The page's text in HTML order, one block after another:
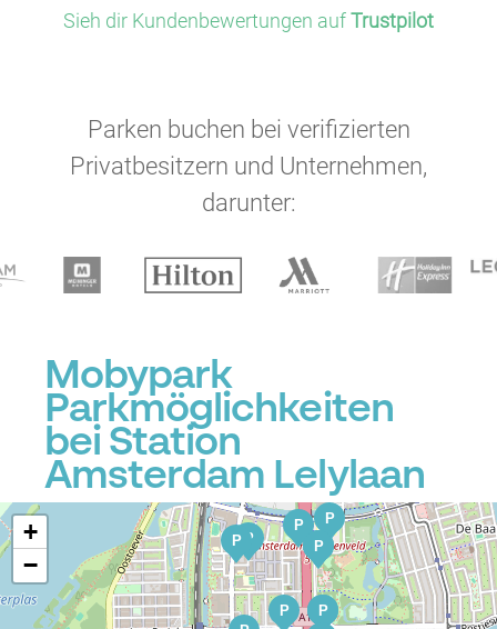
Sieh dir Kundenbewertungen aufTrustpilot
Parken buchen bei verifizierten
Privatbesitzern und Unternehmen,
darunter:
Mobypark
Parkmöglichkeiten
bei Station
Amsterdam Lelylaan
P P
P
P P P
P
P P
P
P
P
P
P
P
P
P
P P
P
+
−